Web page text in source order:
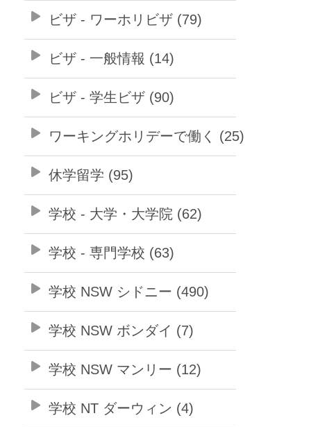
ビザ - ワーホリビザ (79)
ビザ - 一般情報 (14)
ビザ - 学生ビザ (90)
ワーキングホリデーで働く (25)
休学留学 (95)
学校 - 大学・大学院 (62)
学校 - 専門学校 (63)
学校 NSW シドニー (490)
学校 NSW ボンダイ (7)
学校 NSW マンリー (12)
学校 NT ダーウィン (4)